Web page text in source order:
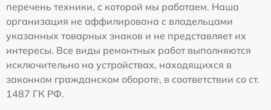
перечень техники, с которой мы работаем. Наша
организация не аффилирована с владельцами
указанных товарных знаков и не представляет их
интересы. Все виды ремонтных работ выполняются
исключительно на устройствах, находящихся в
законном гражданском обороте, в соответствии со ст.
1487 ГК РФ.